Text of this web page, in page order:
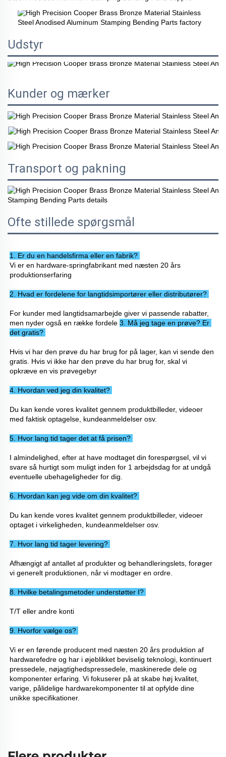
Udstyr
Kunder og mærker
Transport og pakning
Ofte stillede spørgsmål
1. Er du en handelsfirma eller en fabrik?
Vi er en hardware-springfabrikant med næsten 20 års
produktionserfaring
2. Hvad er fordelene for langtidsimportører eller distributører?
For kunder med langtidsamarbejde giver vi passende rabatter,
men nyder også en række fordele 3. Må jeg tage en prøve? Er
det gratis?
Hvis vi har den prøve du har brug for på lager, kan vi sende den
gratis. Hvis vi ikke har den prøve du har brug for, skal vi
opkræve en vis prøvegebyr
4. Hvordan ved jeg din kvalitet?
Du kan kende vores kvalitet gennem produktbilleder, videoer
med faktisk optagelse, kundeanmeldelser osv.
5. Hvor lang tid tager det at få prisen?
I almindelighed, efter at have modtaget din forespørgsel, vil vi
svare så hurtigt som muligt inden for 1 arbejdsdag for at undgå
eventuelle ubehageligheder for dig.
6. Hvordan kan jeg vide om din kvalitet?
Du kan kende vores kvalitet gennem produktbilleder, videoer
optaget i virkeligheden, kundeanmeldelser osv.
7. Hvor lang tid tager levering?
Afhængigt af antallet af produkter og behandleringslets, forøger
vi generelt produktionen, når vi modtager en ordre.
8. Hvilke betalingsmetoder understøtter I?
T/T eller andre konti
9. Hvorfor vælge os?
Vi er en førende producent med næsten 20 års produktion af
hardwarefedre og har i øjeblikket beviselig teknologi, kontinuert
pressedele, nøjagtighedspressedele, maskinerede dele og
komponenter erfaring. Vi fokuserer på at skabe høj kvalitet,
varige, pålidelige hardwarekomponenter til at opfylde dine
unikke specifikationer.